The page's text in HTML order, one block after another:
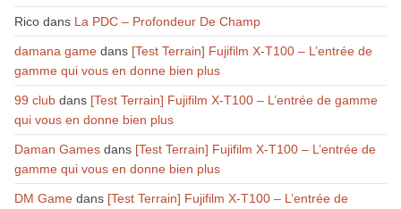
Ricodans La PDC – Profondeur De Champ
damana gamedans [Test Terrain] Fujifilm X-T100 – L’entrée de
gamme qui vous en donne bien plus
99 clubdans [Test Terrain] Fujifilm X-T100 – L’entrée de gamme
qui vous en donne bien plus
Daman Gamesdans [Test Terrain] Fujifilm X-T100 – L’entrée de
gamme qui vous en donne bien plus
DM Gamedans [Test Terrain] Fujifilm X-T100 – L’entrée de